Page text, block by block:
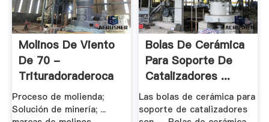
Molinos De Viento
De 70 -
Trituradoraderoca
Proceso de molienda;
Solución de minería; ...
Bolas De Cerámica
Para Soporte De
Catalizadores ...
Las bolas de cerámica para
soporte de catalizadores